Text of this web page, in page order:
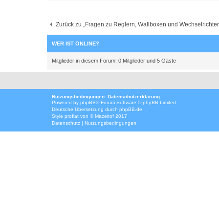
Zurück zu „Fragen zu Reglern, Wallboxen und
WER IST ONLINE?
Mitglieder in diesem Forum: 0 Mitglieder und 5 Gäste
Nutzungsbedingungen Datenschutzerklärung
Powered by phpBB® Forum Software © phpBB Limited
Deutsche Übersetzung durch phpBB.de
Style proflat von ©Mazeltof 2017
Datenschutz | Nutzungsbedingungen